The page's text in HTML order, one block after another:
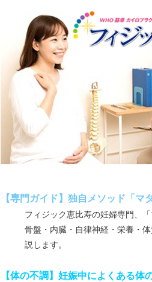
【専門ガイド】独自メソッド「
フィジック恵比寿の妊婦専門、
骨盤・内臓・自律神経・栄養・
説します。
【体の不調】妊娠中によくある体